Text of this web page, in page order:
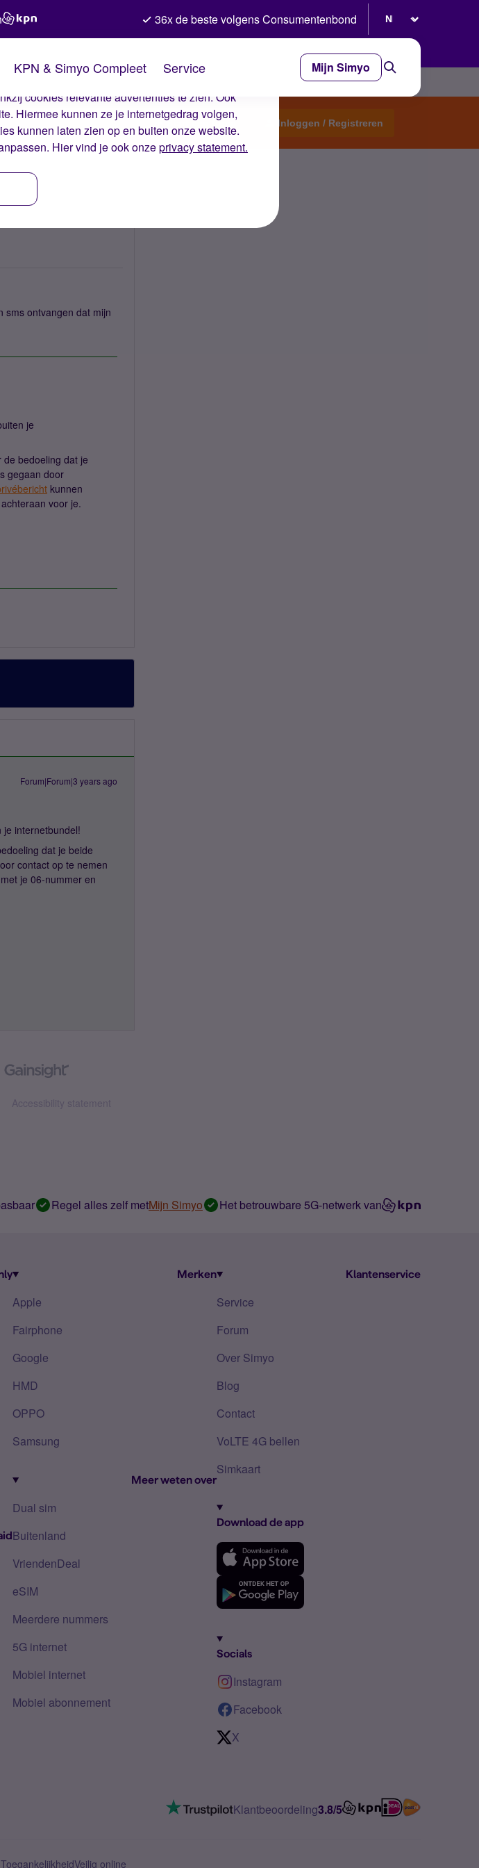
cookies zorgen wij ervoor dat je ervaring op de
cookies relevante advertenties te zien. Ook
Hiermee kunnen ze je internetgedrag volgen,
kunnen laten zien op en buiten onze website.
Hier vind je ook onzeprivacy statement.
36x de beste volgens Consumentenbond
KPN & Simyo Compleet Service Mijn Simyo
Start een topic Inloggen / Registreren
sms ontvangen dat mijn
je
bedoeling dat je
gegaan door
kunnen
voor je.
Forum|Forum|3 years ago
je internetbundel!
dat je beide
contact op te nemen
je 06-nummer en
Accessibility statement
Regel alles zelf metMijn Simyo Het betrouwbare 5G-netwerk van
Merken
Apple
Fairphone
Google
HMD
OPPO
Samsung
Meer weten over
Dual sim
Buitenland
VriendenDeal
eSIM
Meerdere nummers
5G internet
Mobiel internet
Mobiel abonnement
Klantenservice
Service
Forum
Over Simyo
Blog
Contact
VoLTE 4G bellen
Simkaart
Download de app
Socials
Instagram
Facebook
X
Klantbeoordeling3.8/5
ToegankelijkheidVeilig online